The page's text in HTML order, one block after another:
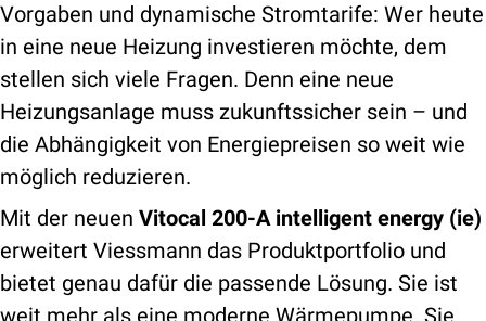
Vorgaben und dynamische Stromtarife: Wer heute
in eine neue Heizung investieren möchte, dem
stellen sich viele Fragen. Denn eine neue
Heizungsanlage muss zukunftssicher sein – und
die Abhängigkeit von Energiepreisen so weit wie
möglich reduzieren.
Mit der neuen Vitocal 200-A intelligent energy (ie)
erweitert Viessmann das Produktportfolio und
bietet genau dafür die passende Lösung. Sie ist
weit mehr als eine moderne Wärmepumpe. Sie